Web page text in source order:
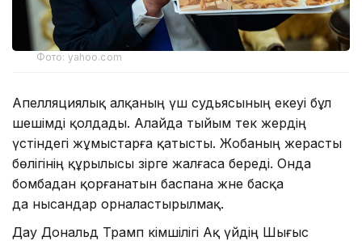
Фото: yahoo.com
Апелляциялық алқаның үш судьясының екеуі бұл
шешімді қолдады. Алайда тыйым тек жердің
үстіндегі жұмыстарға қатысты. Жобаның жерасты
бөлігінің құрылысы әзірге жалғаса береді. Онда
бомбадан қорғанатын баспана және басқа
да нысандар орналастырылмақ.
Дау Дональд Трамп әкімшілігі Ақ үйдің Шығыс